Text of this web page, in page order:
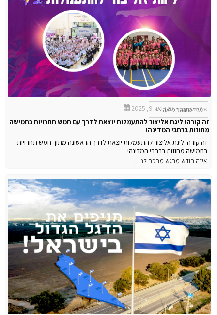
אלון אלפרוביץ פברואר 9, 2025
זה קורה! ליגת אליצור להתעמלות יוצאת לדרך עם חמש תחרויות בחמישה
מחוזות ברחבי המדינה!
זה קורה! ליגת אליצור להתעמלות יוצאת לדרך הראשונה מתוך חמש תחרויות
בחמישה מחוזות ברחבי המדינה!
איזה חודש מרגש מחכה לנו!...
אל הכתבה המלאה >>